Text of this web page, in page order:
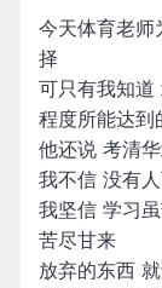
今天体育老师
择
可只有我知道
程度所能达到
他还说 考清
我不信 没有
我坚信 学习
苦尽甘来
放弃的东西